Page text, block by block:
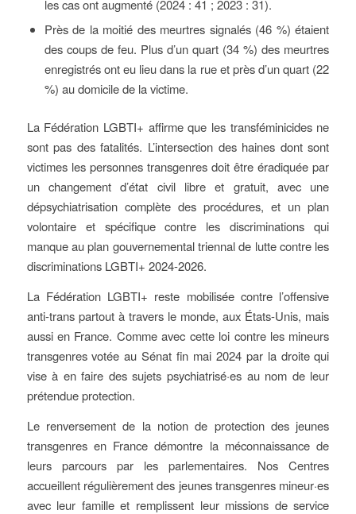
les cas ont augmenté (2024 : 41 ; 2023 : 31).
Près de la moitié des meurtres signalés (46 %) étaient
des coups de feu. Plus d’un quart (34 %) des meurtres
enregistrés ont eu lieu dans la rue et près d’un quart (22
%) au domicile de la victime.
La Fédération LGBTI+ affirme que les transféminicides ne
sont pas des fatalités. L’intersection des haines dont sont
victimes les personnes transgenres doit être éradiquée par
un changement d’état civil libre et gratuit, avec une
dépsychiatrisation complète des procédures, et un plan
volontaire et spécifique contre les discriminations qui
manque au plan gouvernemental triennal de lutte contre les
discriminations LGBTI+ 2024-2026.
La Fédération LGBTI+ reste mobilisée contre l’offensive
anti-trans partout à travers le monde, aux États-Unis, mais
aussi en France. Comme avec cette loi contre les mineurs
transgenres votée au Sénat fin mai 2024 par la droite qui
vise à en faire des sujets psychiatrisé·es au nom de leur
prétendue protection.
Le renversement de la notion de protection des jeunes
transgenres en France démontre la méconnaissance de
leurs parcours par les parlementaires. Nos Centres
accueillent régulièrement des jeunes transgenres mineur·es
avec leur famille et remplissent leur missions de service